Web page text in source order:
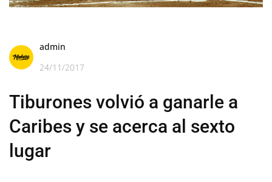
admin
24/11/2017
Tiburones volvió a ganarle a
Caribes y se acerca al sexto
lugar